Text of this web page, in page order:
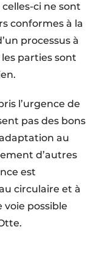
ci ne sont
conformes à la
processus à
parties sont
l’urgence de
pas des bons
au
d’autres
est
circulaire et à
voie possible